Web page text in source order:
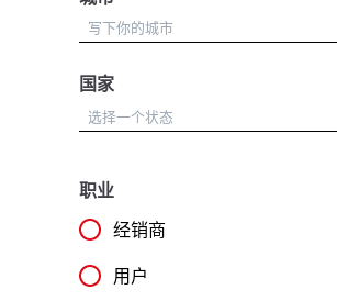
国家
职业
经销商
用户